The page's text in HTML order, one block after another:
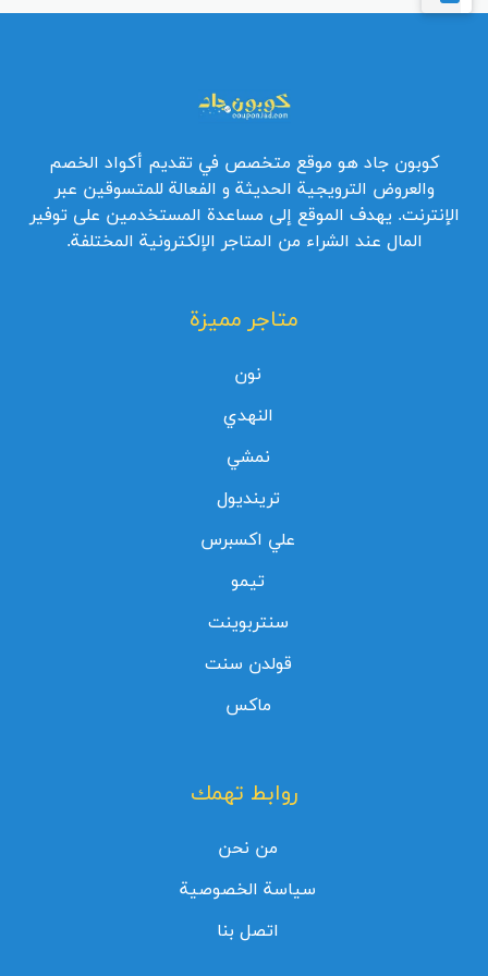
كوبون جاد هو موقع متخصص في تقديم أكواد الخصم
والعروض الترويجية الحديثة و الفعالة للمتسوقين عبر
الإنترنت. يهدف الموقع إلى مساعدة المستخدمين على توفير
المال عند الشراء من المتاجر الإلكترونية المختلفة.
متاجر مميزة
نون
النهدي
نمشي
ترينديول
علي اكسبرس
تيمو
سنتربوينت
قولدن سنت
ماكس
روابط تهمك
من نحن
سياسة الخصوصية
اتصل بنا